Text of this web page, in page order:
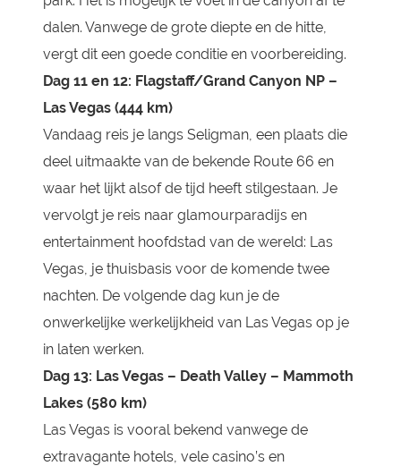
dalen. Vanwege de grote diepte en de hitte,
vergt dit een goede conditie en voorbereiding.
Dag 11 en 12: Flagstaff/Grand Canyon NP –
Las Vegas (444 km)
Vandaag reis je langs Seligman, een plaats die
deel uitmaakte van de bekende Route 66 en
waar het lijkt alsof de tijd heeft stilgestaan. Je
vervolgt je reis naar glamourparadijs en
entertainment hoofdstad van de wereld: Las
Vegas, je thuisbasis voor de komende twee
nachten. De volgende dag kun je de
onwerkelijke werkelijkheid van Las Vegas op je
in laten werken.
Dag 13: Las Vegas – Death Valley – Mammoth
Lakes (580 km)
Las Vegas is vooral bekend vanwege de
extravagante hotels, vele casino’s en